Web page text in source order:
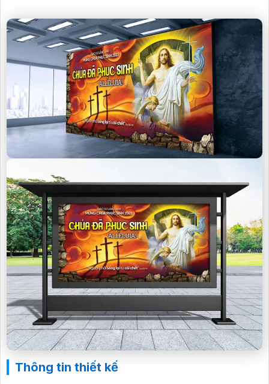
Thông tin thiết kế